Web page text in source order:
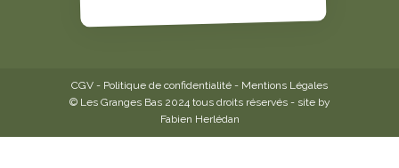
CGV - Politique de confidentialité - Mentions Légales
© Les Granges Bas 2024 tous droits réservés - site by
Fabien Herlédan